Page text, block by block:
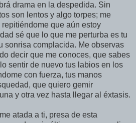
drama en la despedida. Sin
son lentos y algo torpes; me
que aún estoy
sé que lo que me perturba es tu
sonrisa complacida. Me observas
decir que me conoces, que sabes
sentir de nuevo tus labios en los
con fuerza, tus manos
que quiero gemir
y otra vez hasta llegar al éxtasis.
atada a ti, presa de esta